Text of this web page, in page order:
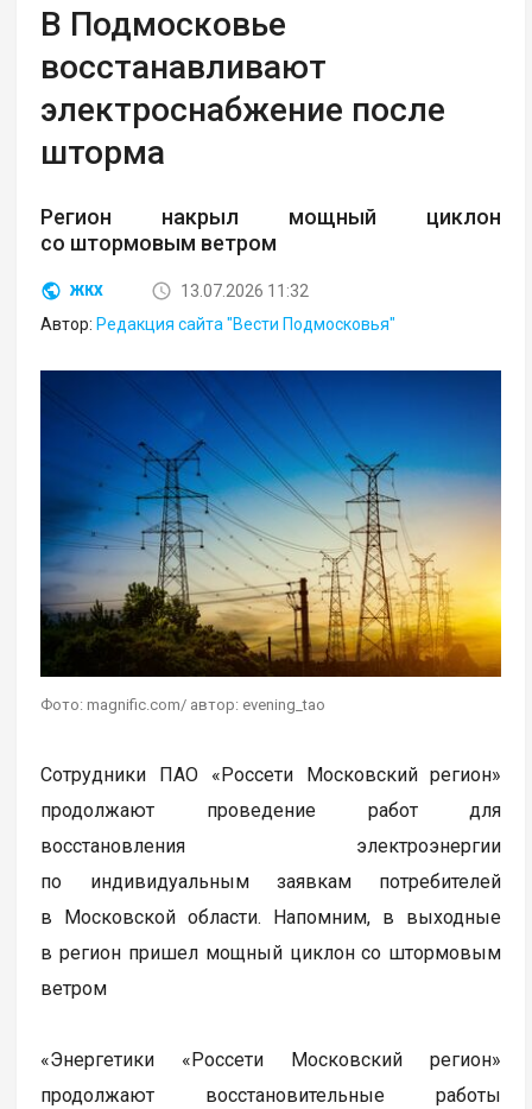
В Подмосковье
восстанавливают
электроснабжение после
шторма
Регион накрыл мощный циклон
со штормовым ветром
ЖКХ
13.07.2026 11:32
Автор: Редакция сайта "Вести Подмосковья"
Фото: magnific.com/ автор: evening_tao
Сотрудники ПАО «Россети Московский регион»
продолжают проведение работ для
восстановления электроэнергии
по индивидуальным заявкам потребителей
в Московской области. Напомним, в выходные
в регион пришел мощный циклон со штормовым
ветром
«Энергетики «Россети Московский регион»
продолжают восстановительные работы